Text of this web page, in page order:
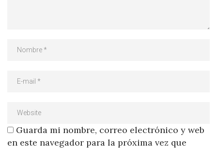
Guarda mi nombre, correo electrónico y web
en este navegador para la próxima vez que